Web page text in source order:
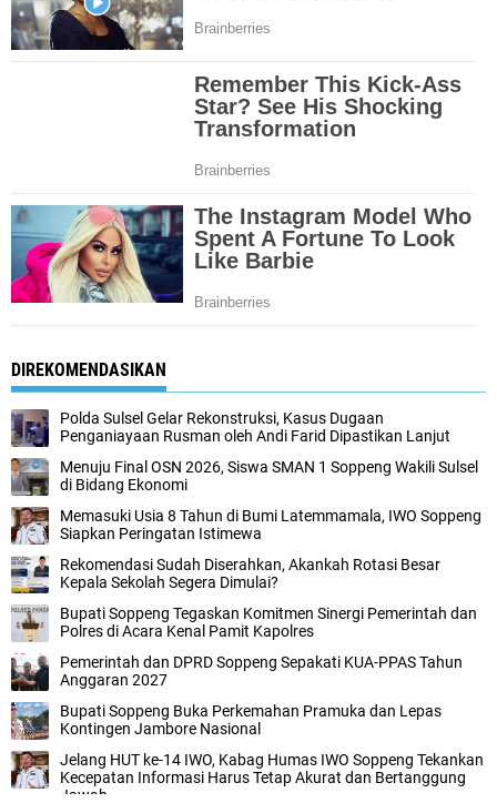
DIREKOMENDASIKAN
Polda Sulsel Gelar Rekonstruksi, Kasus Dugaan
Penganiayaan Rusman oleh Andi Farid Dipastikan Lanjut
Menuju Final OSN 2026, Siswa SMAN 1 Soppeng Wakili Sulsel
di Bidang Ekonomi
Memasuki Usia 8 Tahun di Bumi Latemmamala, IWO Soppeng
Siapkan Peringatan Istimewa
Rekomendasi Sudah Diserahkan, Akankah Rotasi Besar
Kepala Sekolah Segera Dimulai?
Bupati Soppeng Tegaskan Komitmen Sinergi Pemerintah dan
Polres di Acara Kenal Pamit Kapolres
Pemerintah dan DPRD Soppeng Sepakati KUA-PPAS Tahun
Anggaran 2027
Bupati Soppeng Buka Perkemahan Pramuka dan Lepas
Kontingen Jambore Nasional
Jelang HUT ke-14 IWO, Kabag Humas IWO Soppeng Tekankan
Kecepatan Informasi Harus Tetap Akurat dan Bertanggung
Jawab